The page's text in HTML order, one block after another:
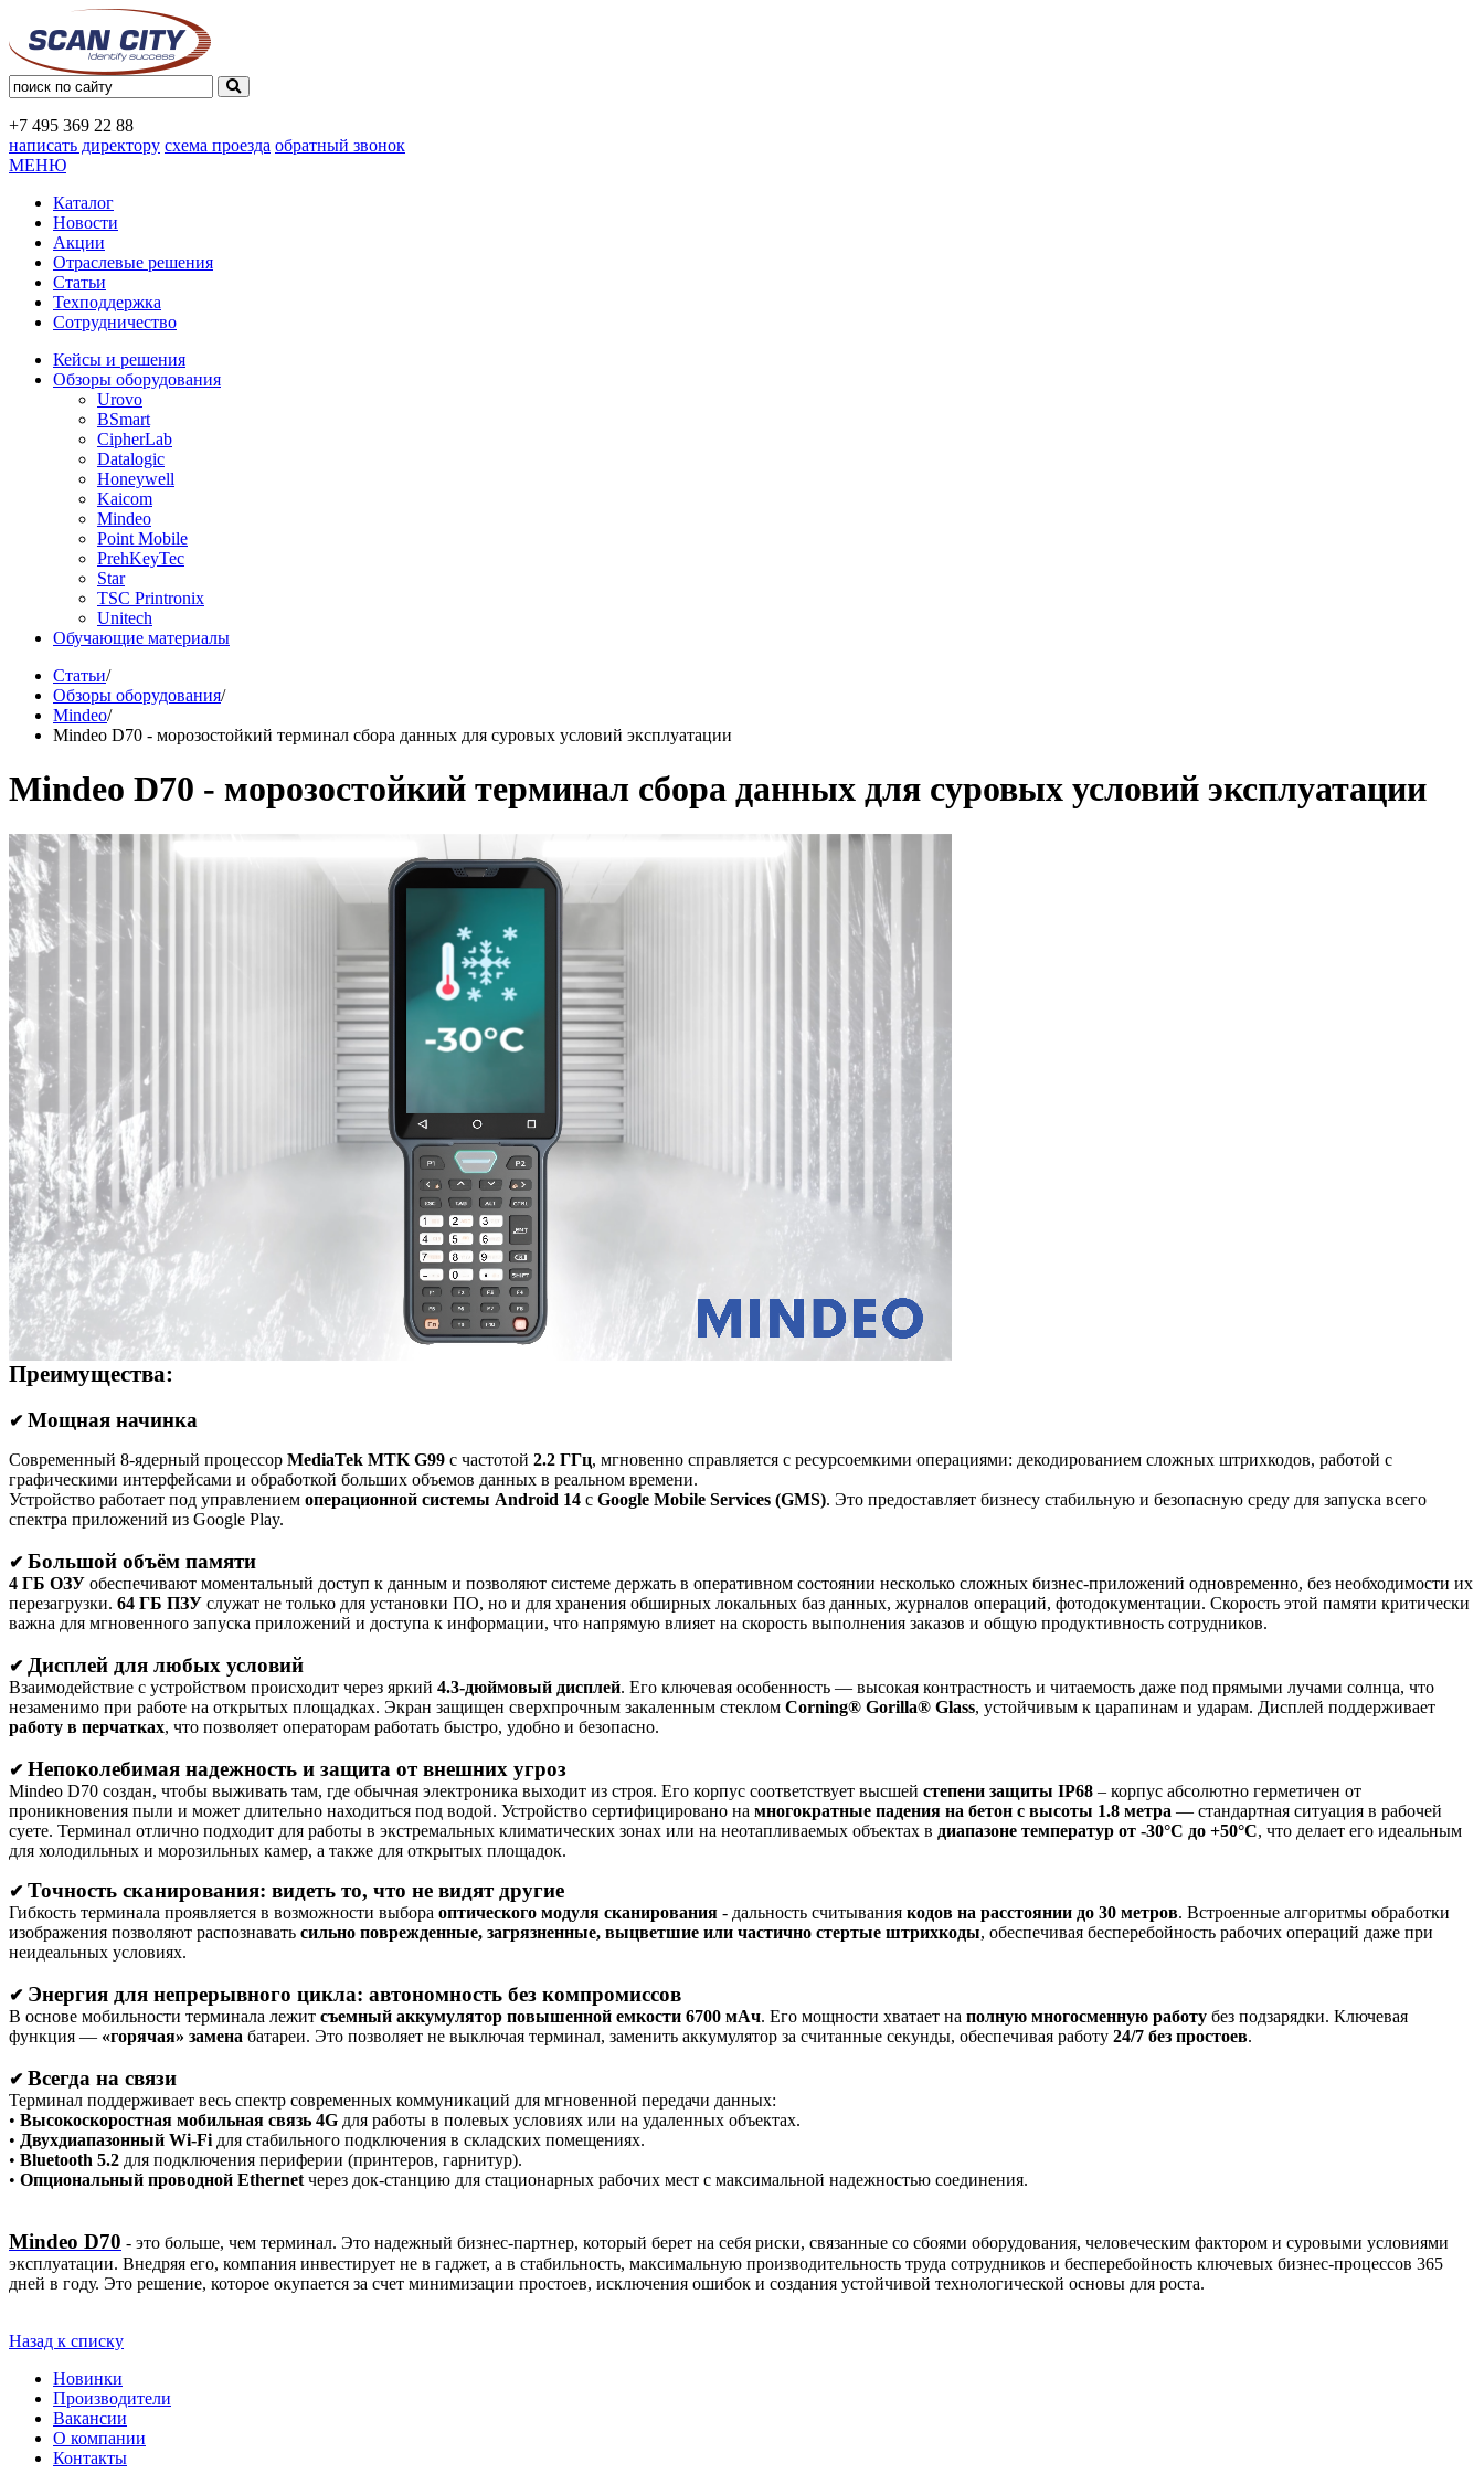
+7 495 369 22 88
написать директору схема проезда обратный звонок
МЕНЮ
Каталог
Новости
Акции
Отраслевые решения
Статьи
Техподдержка
Сотрудничество
Кейсы и решения
Обзоры оборудования
Urovo
BSmart
CipherLab
Datalogic
Honeywell
Kaicom
Mindeo
Point Mobile
PrehKeyTec
Star
TSC Printronix
Unitech
Обучающие материалы
Статьи/
Обзоры оборудования/
Mindeo/
Mindeo D70 - морозостойкий терминал сбора данных для суровых условий эксплуатации
Mindeo D70 - морозостойкий терминал сбора данных для суровых условий эксплуатации
Преимущества:
✔ Мощная начинка
Современный 8-ядерный процессор MediaTek MTK G99 c частотой 2.2 ГГц, мгновенно справляется с ресурсоемкими операциями: декодированием сложных штрихкодов, работой с
графическими интерфейсами и обработкой больших объемов данных в реальном времени.
Устройство работает под управлением операционной системы Android 14 с Google Mobile Services (GMS). Это предоставляет бизнесу стабильную и безопасную среду для запуска всего
спектра приложений из Google Play.
✔ Большой объём памяти
4 ГБ ОЗУ обеспечивают моментальный доступ к данным и позволяют системе держать в оперативном состоянии несколько сложных бизнес-приложений одновременно, без необходимости их
перезагрузки. 64 ГБ ПЗУ служат не только для установки ПО, но и для хранения обширных локальных баз данных, журналов операций, фотодокументации. Скорость этой памяти критически
важна для мгновенного запуска приложений и доступа к информации, что напрямую влияет на скорость выполнения заказов и общую продуктивность сотрудников.
✔ Дисплей для любых условий
Взаимодействие с устройством происходит через яркий 4.3-дюймовый дисплей. Его ключевая особенность — высокая контрастность и читаемость даже под прямыми лучами солнца, что
незаменимо при работе на открытых площадках. Экран защищен сверхпрочным закаленным стеклом Corning® Gorilla® Glass, устойчивым к царапинам и ударам. Дисплей поддерживает
работу в перчатках, что позволяет операторам работать быстро, удобно и безопасно.
✔ Непоколебимая надежность и защита от внешних угроз
Mindeo D70 создан, чтобы выживать там, где обычная электроника выходит из строя. Его корпус соответствует высшей степени защиты IP68 – корпус абсолютно герметичен от
проникновения пыли и может длительно находиться под водой. Устройство сертифицировано на многократные падения на бетон с высоты 1.8 метра — стандартная ситуация в рабочей
суете. Терминал отлично подходит для работы в экстремальных климатических зонах или на неотапливаемых объектах в диапазоне температур от -30°C до +50°C, что делает его идеальным
для холодильных и морозильных камер, а также для открытых площадок.
✔ Точность сканирования: видеть то, что не видят другие
Гибкость терминала проявляется в возможности выбора оптического модуля сканирования - дальность считывания кодов на расстоянии до 30 метров. Встроенные алгоритмы обработки
изображения позволяют распознавать сильно поврежденные, загрязненные, выцветшие или частично стертые штрихкоды, обеспечивая бесперебойность рабочих операций даже при
неидеальных условиях.
✔ Энергия для непрерывного цикла: автономность без компромиссов
В основе мобильности терминала лежит съемный аккумулятор повышенной емкости 6700 мАч. Его мощности хватает на полную многосменную работу без подзарядки. Ключевая
функция — «горячая» замена батареи. Это позволяет не выключая терминал, заменить аккумулятор за считанные секунды, обеспечивая работу 24/7 без простоев.
✔ Всегда на связи
Терминал поддерживает весь спектр современных коммуникаций для мгновенной передачи данных:
• Высокоскоростная мобильная связь 4G для работы в полевых условиях или на удаленных объектах.
• Двухдиапазонный Wi-Fi для стабильного подключения в складских помещениях.
• Bluetooth 5.2 для подключения периферии (принтеров, гарнитур).
• Опциональный проводной Ethernet через док-станцию для стационарных рабочих мест с максимальной надежностью соединения.
Mindeo D70 - это больше, чем терминал. Это надежный бизнес-партнер, который берет на себя риски, связанные со сбоями оборудования, человеческим фактором и суровыми условиями
эксплуатации. Внедряя его, компания инвестирует не в гаджет, а в стабильность, максимальную производительность труда сотрудников и бесперебойность ключевых бизнес-процессов 365
дней в году. Это решение, которое окупается за счет минимизации простоев, исключения ошибок и создания устойчивой технологической основы для роста.
Назад к списку
Новинки
Производители
Вакансии
О компании
Контакты